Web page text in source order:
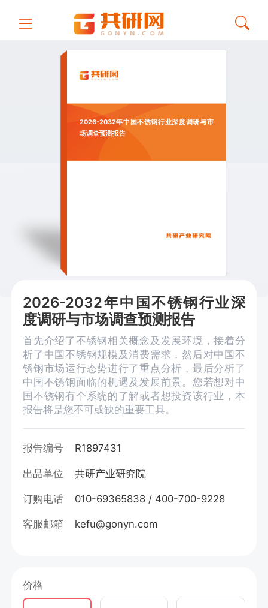
2026-2032年中国不锈钢行业深度调研与市
场调查预测报告
2026-2032年中国不锈钢行业深
度调研与市场调查预测报告
首先介绍了不锈钢相关概念及发展环境，接着分
析了中国不锈钢规模及消费需求，然后对中国不
锈钢市场运行态势进行了重点分析，最后分析了
中国不锈钢面临的机遇及发展前景。您若想对中
国不锈钢有个系统的了解或者想投资该行业，本
报告将是您不可或缺的重要工具。
报告编号 R1897431
出品单位 共研产业研究院
订购电话 010-69365838 / 400-700-9228
客服邮箱 kefu@gonyn.com
价格